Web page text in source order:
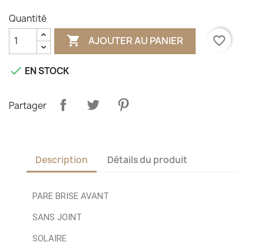
Quantité
 AJOUTER AU PANIER favorite_border
 EN STOCK
Partager
Description Détails du produit
PARE BRISE AVANT
SANS JOINT
SOLAIRE